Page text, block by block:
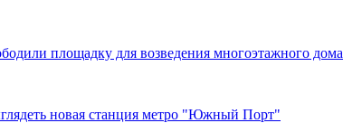
площадку для возведения многоэтажного дома
новая станция метро "Южный Порт"